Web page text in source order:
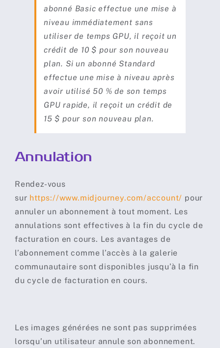
abonné Basic effectue une mise à
niveau immédiatement sans
utiliser de temps GPU, il reçoit un
crédit de 10 $ pour son nouveau
plan. Si un abonné Standard
effectue une mise à niveau après
avoir utilisé 50 % de son temps
GPU rapide, il reçoit un crédit de
15 $ pour son nouveau plan.
Annulation
Rendez-vous
sur https://www.midjourney.com/account/ pour
annuler un abonnement à tout moment. Les
annulations sont effectives à la fin du cycle de
facturation en cours. Les avantages de
l’abonnement comme l’accès à la galerie
communautaire sont disponibles jusqu’à la fin
du cycle de facturation en cours.
Les images générées ne sont pas supprimées
lorsqu’un utilisateur annule son abonnement.